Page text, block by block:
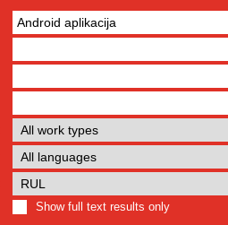
Show full text results only